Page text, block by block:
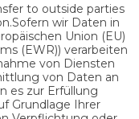
to outside parties
wir Daten in
Union (EU)
(EWR)) verarbeiten
von Diensten
von Daten an
es zur Erfüllung
Grundlage Ihrer